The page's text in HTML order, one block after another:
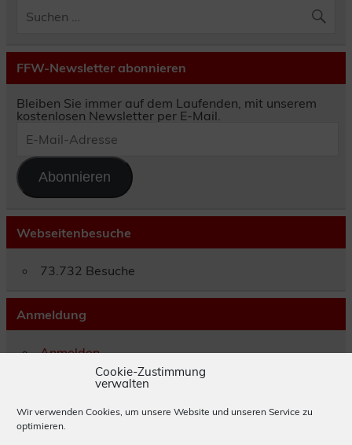
Cookie-Zustimmung
verwalten
Wir verwenden Cookies, um unsere Website und unseren Service zu
optimieren.
FFW-Newsletter abonnieren
Bleiben Sie immer auf dem Laufenden, mit unserem
kostenlosen Newsletter per E-Mail.
Mail-
Abonnieren
Webseitenbesuche
73.732 Besuche
Anmeldung
Anmelden
Eintrags-Feed
Kommentar-Feed
WordPress.org